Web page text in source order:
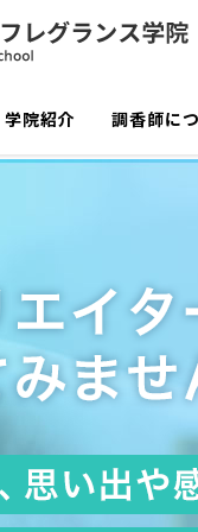
学院紹介 調香師に